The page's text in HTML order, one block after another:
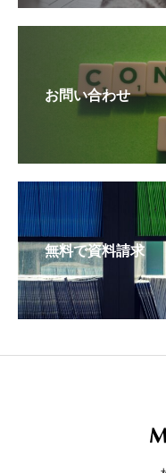
お問い合わせ
無料で資料請求